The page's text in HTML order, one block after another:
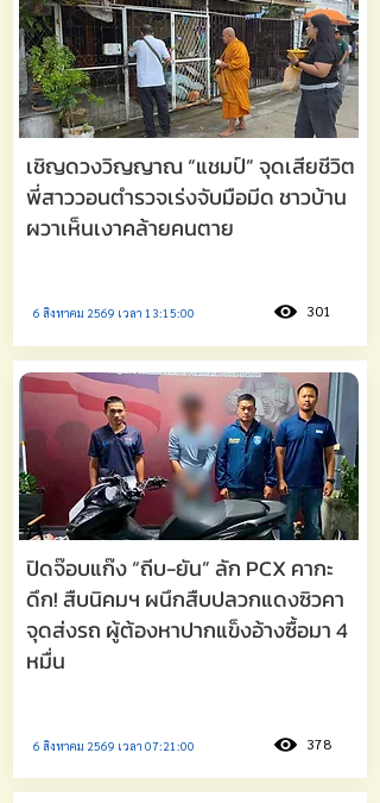
เชิญดวงวิญญาณ “แชมป์” จุดเสียชีวิต
พี่สาววอนตำรวจเร่งจับมือมีด ชาวบ้าน
ผวาเห็นเงาคล้ายคนตาย
6 สิงหาคม 2569 เวลา 13:15:00 301
ปิดจ๊อบแก๊ง “ถีบ-ยัน” ลัก PCX คากะ
ดึก! สืบนิคมฯ ผนึกสืบปลวกแดงซิวคา
จุดส่งรถ ผู้ต้องหาปากแข็งอ้างซื้อมา 4
หมื่น
6 สิงหาคม 2569 เวลา 07:21:00 378